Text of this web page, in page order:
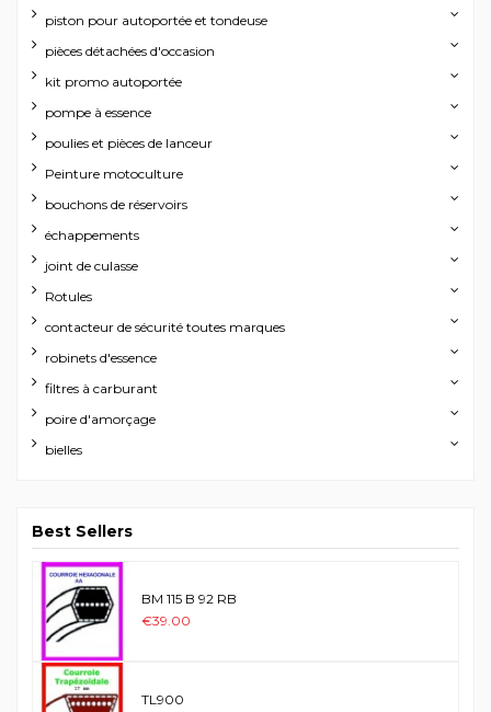
piston pour autoportée et tondeuse
pièces détachées d'occasion
kit promo autoportée
pompe à essence
poulies et pièces de lanceur
Peinture motoculture
bouchons de réservoirs
échappements
joint de culasse
Rotules
contacteur de sécurité toutes marques
robinets d'essence
filtres à carburant
poire d'amorçage
bielles
Best Sellers
BM 115 B 92 RB
€39.00
TL900